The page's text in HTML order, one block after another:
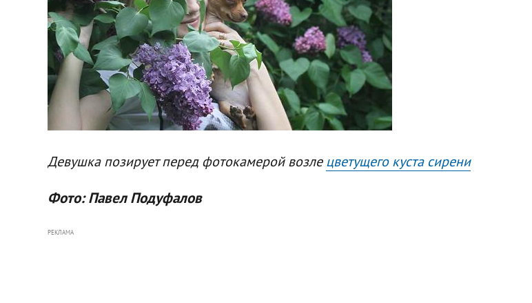
Девушка позирует перед фотокамерой возлецветущего куста сирени
Фото: Павел Подуфалов
РЕКЛАМА